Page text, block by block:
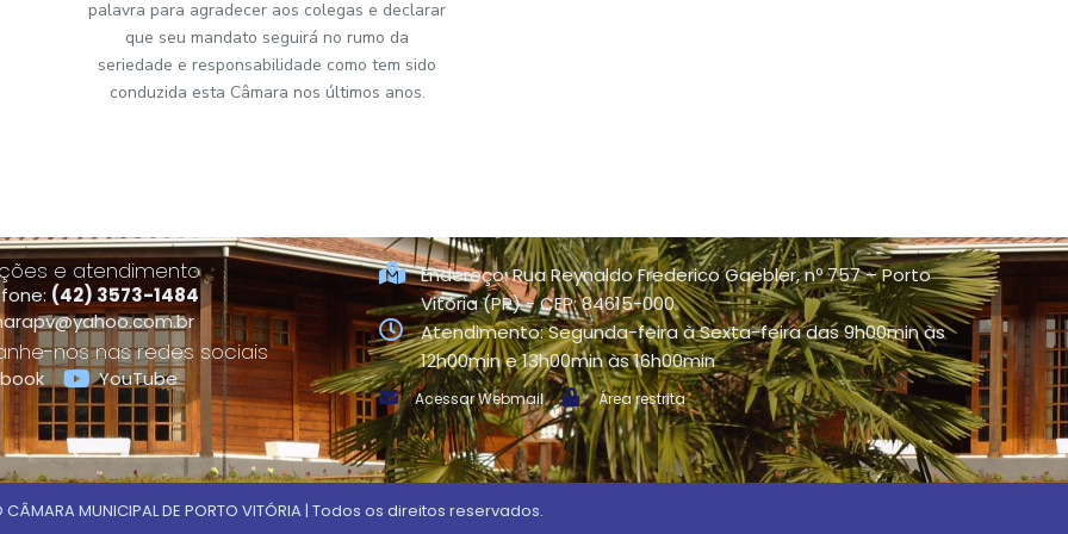
palavra para agradecer aos colegas e declarar
que seu mandato seguirá no rumo da
seriedade e responsabilidade como tem sido
conduzida esta Câmara nos últimos anos.
e atendimento
(42) 3573-1484
nos nas redes sociais
YouTube
Endereço: Rua Reynaldo Frederico Gaebler, nº 757 – Porto
Vitória (PR) - CEP: 84615-000
Atendimento: Segunda-feira à Sexta-feira das 9h00min às
12h00min e 13h00min às 16h00min
Acessar Webmail Área restrita
CÂMARA MUNICIPAL DE PORTO VITÓRIA | Todos os direitos reservados.